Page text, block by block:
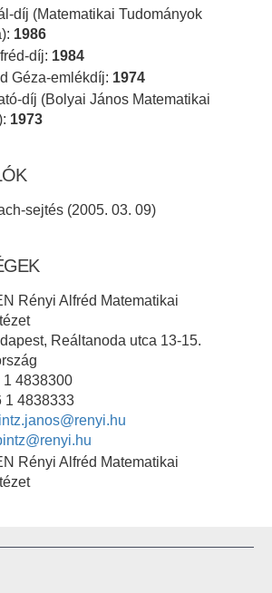
díj (Matematikai Tudományok
1986
díj: 1984
Géza-emlékdíj: 1974
díj (Bolyai János Matematikai
1973
sejtés (2005. 03. 09)
Rényi Alfréd Matematikai
Reáltanoda utca 13-15.
1 4838300
1 4838333
Rényi Alfréd Matematikai